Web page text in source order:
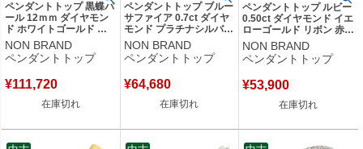
ペンダントトップ 黒蝶パ
ール 12ｍｍ ダイヤモン
ド ホワイトゴールド 真
珠 黒 シルバー 750 18金
ネックレストップ チャー
ム ラウンドシェイプ
NON BRAND
ペンダントトップ
¥111,720
在庫切れ
ペンダントトップ ブルー
サファイア 0.7ct ダイヤ
モンド プラチナシルバー
青 ブルー オーバルミッ
クスカット ネックレスト
ップ Pt900 【中古】
NON BRAND
ペンダントトップ
¥64,680
在庫切れ
ペンダントトップ ルビー
0.50ct ダイヤモンド イエ
ローゴールド リボン 赤
レッド ミックスカット チ
ャーム ネックレストップ
18K 18金 750YG 【中
NON BRAND
ペンダントトップ
¥53,900
在庫切れ